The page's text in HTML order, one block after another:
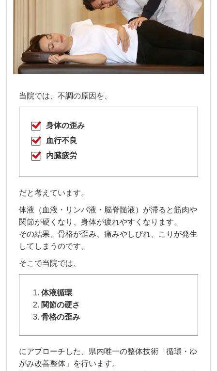
当院では、不調の原因を、
身体の歪み
血行不良
内臓疲労
だと考えています。
体液（血液・リンパ液・脳脊髄液）が滞ると筋肉や
関節が硬くなり、身体が疲れやすくなります。
その結果、骨格が歪み、痛みやしびれ、こりが発生
してしまうのです。
そこで当院では、
体液循環
関節の硬さ
骨格の歪み
にアプローチした、県内唯一の整体技術「循環・ゆ
がみ改善整体」を行います。